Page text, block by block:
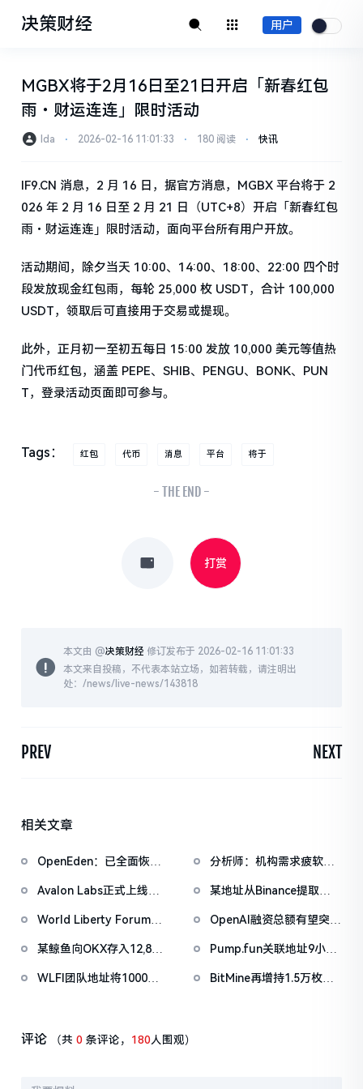
决策财经 用户
MGBX将于2月16日至21日开启「新春红包
雨・财运连连」限时活动
Ida ⋅ 2026-02-16 11:01:33 ⋅ 180 阅读 ⋅ 快讯
IF9.CN 消息，2 月 16 日，据官方消息，MGBX 平台将于 2
026 年 2 月 16 日至 2 月 21 日（UTC+8）开启「新春红包
雨・财运连连」限时活动，面向平台所有用户开放。
活动期间，除夕当天 10:00、14:00、18:00、22:00 四个时
段发放现金红包雨，每轮 25,000 枚 USDT，合计 100,000
USDT，领取后可直接用于交易或提现。
此外，正月初一至初五每日 15:00 发放 10,000 美元等值热
门代币红包，涵盖 PEPE、SHIB、PENGU、BONK、PUN
T，登录活动页面即可参与。
Tags： 红包 代币 消息 平台 将于
- THE END -
打赏
本文由 @决策财经 修订发布于 2026-02-16 11:01:33
本文来自投稿，不代表本站立场，如若转载，请注明出
处：/news/live-news/143818
PREV NEXT
相关文章
OpenEden：已全面恢复
核心系统安全
分析师：机构需求疲软叠
市场面临双重抛压
Avalon Labs正式上线
某地址从Binance提取
722万美元
World Liberty Forum政
总
OpenAI融资总额有望突破
某鲸鱼向OKX存入12,840
Pump.fun关联地址9小时
PUMP
WLFI团队地址将1000万
BitMine再增持1.5万枚
评论 （共0 条评论， 180人围观）